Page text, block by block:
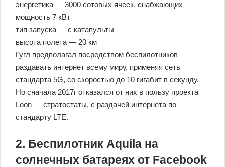
энергетика — 3000 сотовых ячеек, снабжающих
мощность 7 кВт
тип запуска — с катапульты
высота полета — 20 км
Гугл предполагал посредством беспилотников
раздавать интернет всему миру, применяя сеть
стандарта 5G, со скоростью до 10 гигабит в секунду.
Но сначала 2017г отказался от них в пользу проекта
Loon — стратостаты, с раздачей интернета по
стандарту LTE.
2. Беспилотник Aquila на
солнечных батареях от Facebook